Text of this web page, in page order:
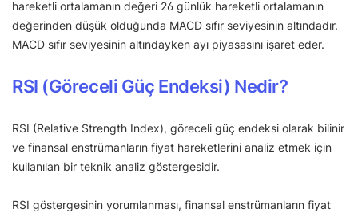
hareketli ortalamanın değeri 26 günlük hareketli ortalamanın
değerinden düşük olduğunda MACD sıfır seviyesinin altındadır.
MACD sıfır seviyesinin altındayken ayı piyasasını işaret eder.
RSI (Göreceli Güç Endeksi) Nedir?
RSI (Relative Strength Index), göreceli güç endeksi olarak bilinir
ve finansal enstrümanların fiyat hareketlerini analiz etmek için
kullanılan bir teknik analiz göstergesidir.
RSI göstergesinin yorumlanması, finansal enstrümanların fiyat